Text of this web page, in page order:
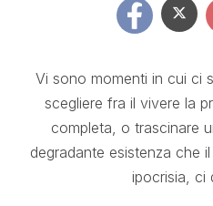
Vi sono momenti in cui ci
scegliere fra il vivere la
completa, o trascinare
degradante esistenza che
ipocrisia, ci